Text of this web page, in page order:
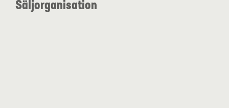
Säljorganisation